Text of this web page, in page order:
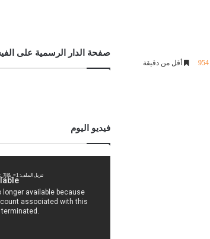
954 أقل من دقيقة
صفحة الدار الرسمية على
فيديو اليوم
تنزيل الملف: https://www.youtube.com/watch?v=FJdj7tk_7jI&_=1